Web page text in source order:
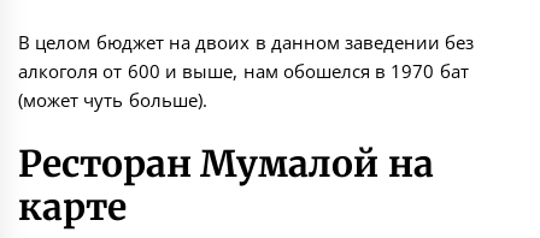
В целом бюджет на двоих в данном заведении без
алкоголя от 600 и выше, нам обошелся в 1970 бат
(может чуть больше).
Ресторан Мумалой на
карте